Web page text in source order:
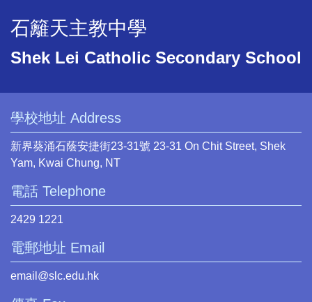
石籬天主教中學
Shek Lei Catholic Secondary School
學校地址 Address
新界葵涌石蔭安捷街23-31號 23-31 On Chit Street, Shek
Yam, Kwai Chung, NT
電話 Telephone
2429 1221
電郵地址 Email
email@slc.edu.hk